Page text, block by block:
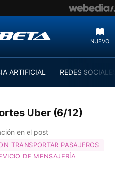
NUEVO
ARTIFICIAL REDES
Uber (6/12)
en el post
TRANSPORTAR PASAJEROS
DE MENSAJERÍA